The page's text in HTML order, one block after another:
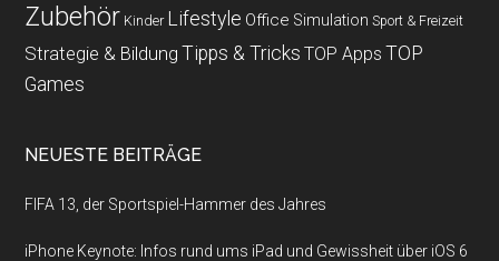
Zubehör Kinder Lifestyle Office Simulation Sport & Freizeit
Strategie & Bildung Tipps & Tricks TOP Apps TOP
Games
NEUESTE BEITRÄGE
FIFA 13, der Sportspiel-Hammer des Jahres
iPhone Keynote: Infos rund ums iPad und Gewissheit über iOS 6